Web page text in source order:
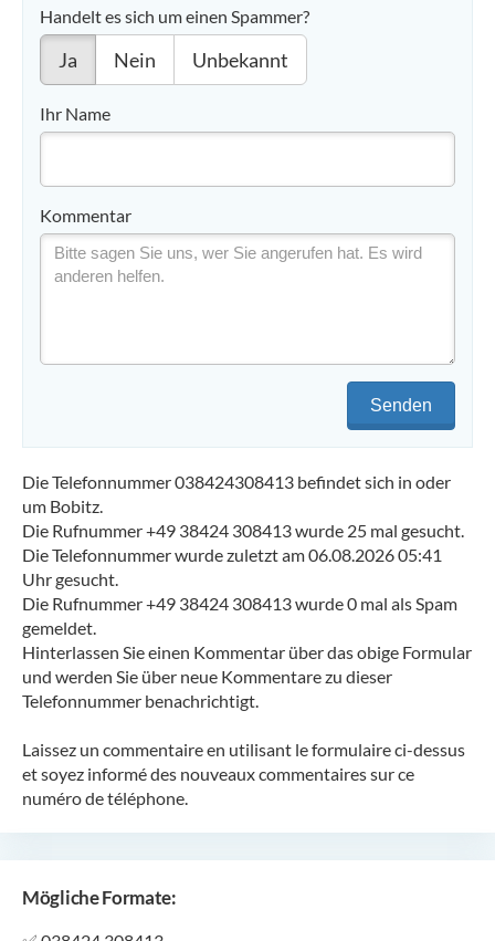
Handelt es sich um einen Spammer?
Ja Nein Unbekannt
Ihr Name
Kommentar
Senden
Die Telefonnummer 038424308413 befindet sich in oder
um Bobitz.
Die Rufnummer +49 38424 308413 wurde 25 mal gesucht.
Die Telefonnummer wurde zuletzt am 06.08.2026 05:41
Uhr gesucht.
Die Rufnummer +49 38424 308413 wurde 0 mal als Spam
gemeldet.
Hinterlassen Sie einen Kommentar über das obige Formular
und werden Sie über neue Kommentare zu dieser
Telefonnummer benachrichtigt.
Laissez un commentaire en utilisant le formulaire ci-dessus
et soyez informé des nouveaux commentaires sur ce
numéro de téléphone.
Mögliche Formate: